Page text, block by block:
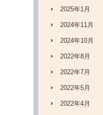
2025年1月
2024年11月
2024年10月
2022年8月
2022年7月
2022年5月
2022年4月